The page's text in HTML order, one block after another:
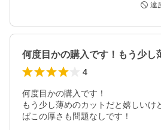
違
4
何度目かの購入です！
もう少し薄めのカットだと嬉しいけ
ばこの厚さも問題なしです！